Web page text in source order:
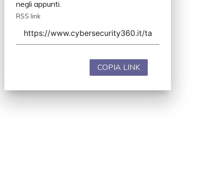
negli appunti.
RSS link
COPIA LINK